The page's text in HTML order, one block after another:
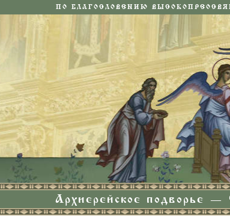
ПО БЛАГОСЛОВЕНИЮ
Архиерейское подворье